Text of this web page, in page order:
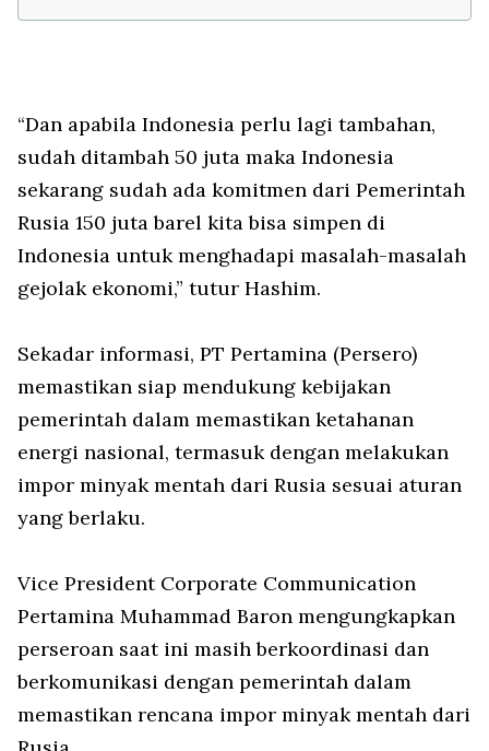
“Dan apabila Indonesia perlu lagi tambahan,
sudah ditambah 50 juta maka Indonesia
sekarang sudah ada komitmen dari Pemerintah
Rusia 150 juta barel kita bisa simpen di
Indonesia untuk menghadapi masalah-masalah
gejolak ekonomi,” tutur Hashim.
Sekadar informasi, PT Pertamina (Persero)
memastikan siap mendukung kebijakan
pemerintah dalam memastikan ketahanan
energi nasional, termasuk dengan melakukan
impor minyak mentah dari Rusia sesuai aturan
yang berlaku.
Vice President Corporate Communication
Pertamina Muhammad Baron mengungkapkan
perseroan saat ini masih berkoordinasi dan
berkomunikasi dengan pemerintah dalam
memastikan rencana impor minyak mentah dari